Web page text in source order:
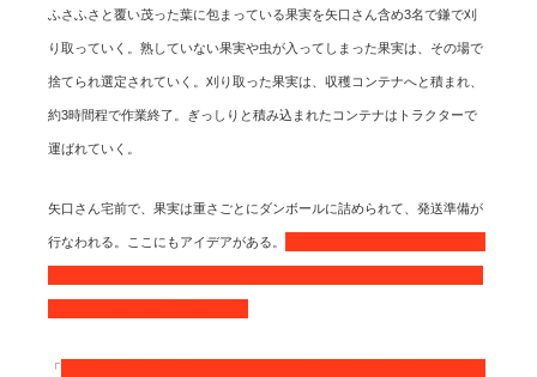
ふさふさと覆い茂った葉に包まっている果実を矢口さん含め3名で鎌で刈
り取っていく。熟していない果実や虫が入ってしまった果実は、その場で
捨てられ選定されていく。刈り取った果実は、収穫コンテナへと積まれ、
約3時間程で作業終了。ぎっしりと積み込まれたコンテナはトラクターで
運ばれていく。
矢口さん宅前で、果実は重さごとにダンボールに詰められて、発送準備が
行なわれる。ここにもアイデアがある。
「